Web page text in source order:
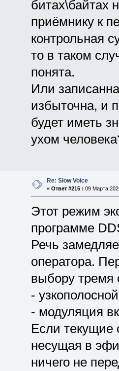
битах\байтах
приёмнику к
контрольная
то в таком
понята.
Или
избыточна, и
будет иметь
ухом
Re: Slow Voice
« Ответ #215 : 09 Марта
Этот режим
программе
Речь
оператора.
выбору тремя
-
- модуляция
Если текущие
несущая в
ничего не